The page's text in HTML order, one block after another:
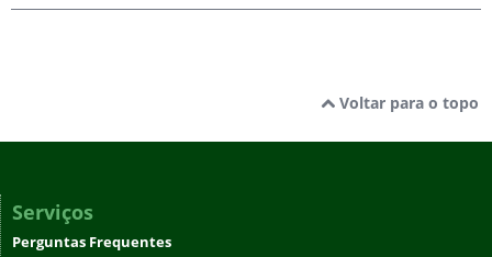
Voltar para o topo
Serviços
Perguntas Frequentes